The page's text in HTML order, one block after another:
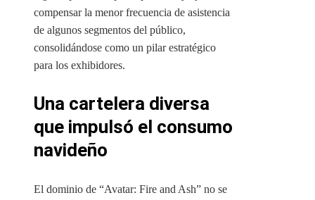
compensar la menor frecuencia de asistencia
de algunos segmentos del público,
consolidándose como un pilar estratégico
para los exhibidores.
Una cartelera diversa
que impulsó el consumo
navideño
El dominio de “Avatar: Fire and Ash” no se